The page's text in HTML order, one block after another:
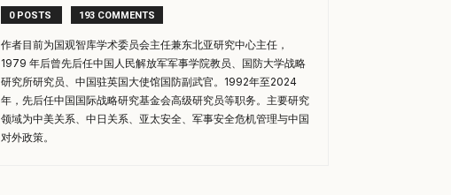
0 POSTS 193 COMMENTS
作者目前为国观智库学术委员会主任兼东北亚研究中心主任，
1979 年后曾先后任中国人民解放军军事学院教员、国防大学战略
研究所研究员、中国驻英国大使馆国防副武官。1992年至2024
年，先后任中国国际战略研究基金会高级研究员等职务。主要研究
领域为中美关系、中日关系、亚太安全、军事安全危机管理与中国
对外政策。